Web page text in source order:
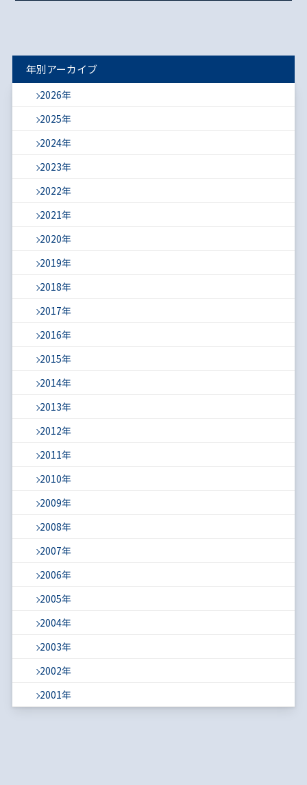
年別アーカイブ
2026年
2025年
2024年
2023年
2022年
2021年
2020年
2019年
2018年
2017年
2016年
2015年
2014年
2013年
2012年
2011年
2010年
2009年
2008年
2007年
2006年
2005年
2004年
2003年
2002年
2001年